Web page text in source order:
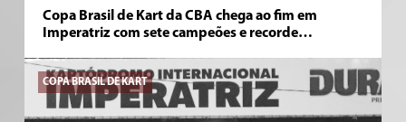
Copa Brasil de Kart da CBA chega ao fim em
Imperatriz com sete campeões e recorde…
COPA BRASIL DE KART